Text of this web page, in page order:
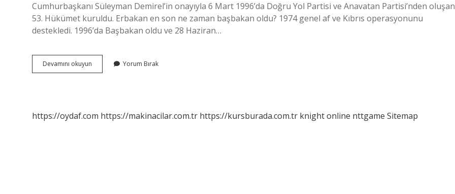
Cumhurbaşkanı Süleyman Demirel’in onayıyla 6 Mart 1996’da Doğru Yol Partisi ve Anavatan Partisi’nden oluşan
53. Hükümet kuruldu. Erbakan en son ne zaman başbakan oldu? 1974 genel af ve Kıbrıs operasyonunu
destekledi. 1996’da Başbakan oldu ve 28 Haziran…
Devamını okuyun
Hükümet
Yorum Bırak
https://oydaf.com https://makinacilar.com.tr https://kursburada.com.tr knight online nttgame Sitemap